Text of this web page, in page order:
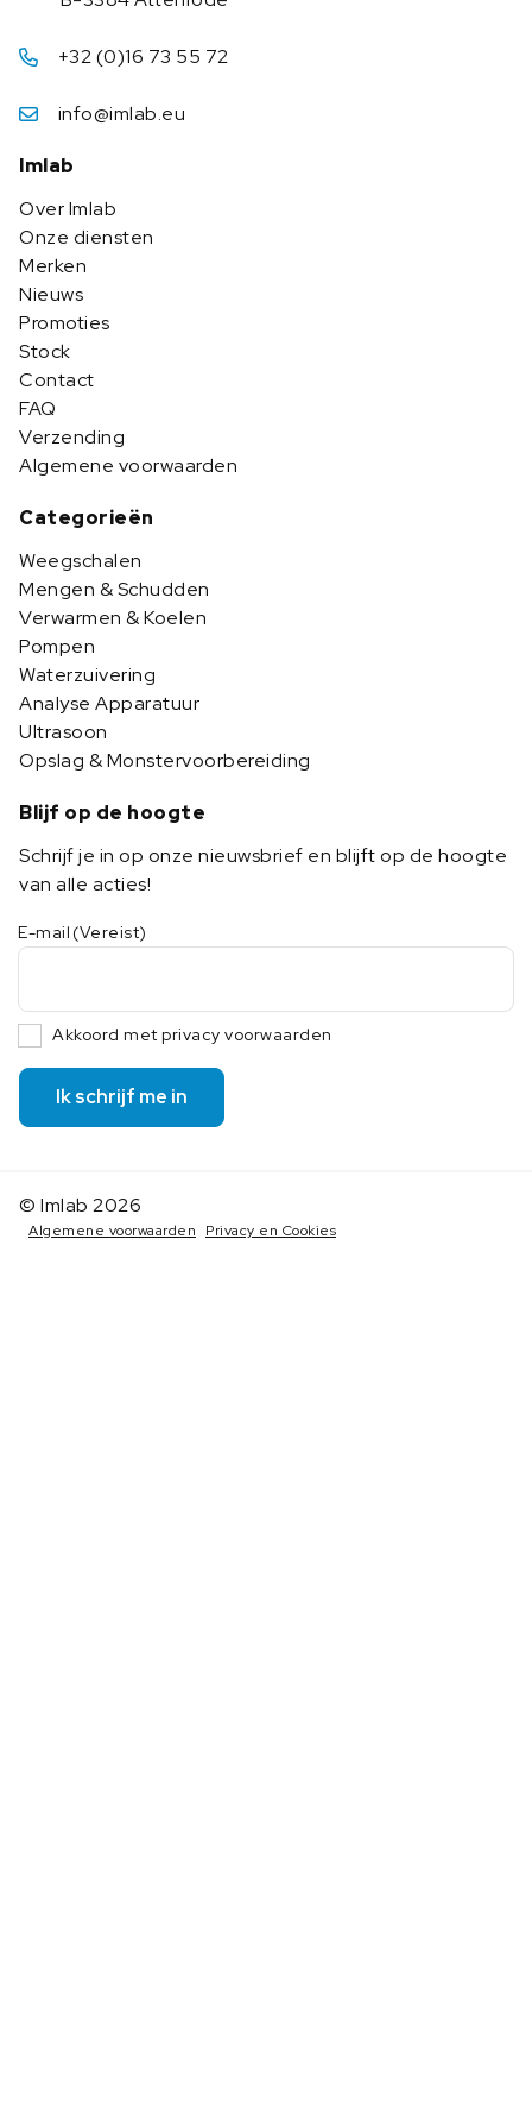
+32 (0)16 73 55 72
info@imlab.eu
Imlab
Over Imlab
Onze diensten
Merken
Nieuws
Promoties
Stock
Contact
FAQ
Verzending
Algemene voorwaarden
Categorieën
Weegschalen
Mengen & Schudden
Verwarmen & Koelen
Pompen
Waterzuivering
Analyse Apparatuur
Ultrasoon
Opslag & Monstervoorbereiding
Blijf op de hoogte
Schrijf je in op onze nieuwsbrief en blijft op de hoogte
van alle acties!
E-mail (Vereist)
Akkoord met privacy voorwaarden
Ik schrijf me in
© Imlab 2026
Algemene voorwaarden Privacy en Cookies